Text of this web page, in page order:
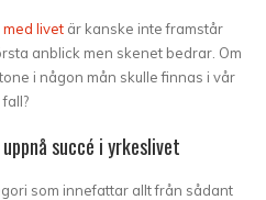
livet är kanske inte framstår
anblick men skenet bedrar. Om
i någon mån skulle finnas i vår
succé i yrkeslivet
som innefattar allt från sådant